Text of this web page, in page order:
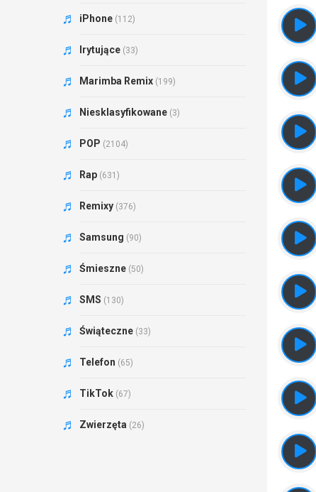
iPhone (112)
Irytujące (33)
Marimba Remix (199)
Niesklasyfikowane (3)
POP (2104)
Rap (631)
Remixy (376)
Samsung (90)
Śmieszne (50)
SMS (130)
Świąteczne (33)
Telefon (65)
TikTok (67)
Zwierzęta (26)